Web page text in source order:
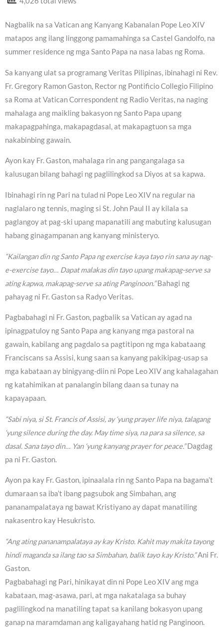
Nagbalik na sa Vatican ang Kanyang Kabanalan Pope Leo XIV
matapos ang ilang linggong pamamahinga sa Castel Gandolfo, na
summer residence ng mga Santo Papa na nasa labas ng Roma.
Sa kanyang ulat sa programang Veritas Pilipinas, ibinahagi ni Rev.
Fr. Gregory Ramon Gaston, Rector ng Pontificio Collegio Filipino
sa Roma at Vatican Correspondent ng Radio Veritas, na naging
mahalaga ang maikling bakasyon ng Santo Papa upang
makapagpahinga, makapagdasal, at makapagtuon sa mga
nakabinbing gawain.
Ayon kay Fr. Gaston, mahalaga rin ang pangangalaga sa
kalusugan bilang bahagi ng paglilingkod sa Diyos at sa kapwa.
Ibinahagi rin ng Pari na tulad ni Pope Leo XIV na regular na
naglalaro ng tennis, maging si St. John Paul II ay kilala sa
paglangoy at pag-ski upang mapanatili ang mabuting kalusugan
habang ginagampanan ang kanyang ministeryo.
“Kailangan din ng Santo Papa ng exercise kaya tayo rin sana ay nag-
e-exercise tayo… Dapat malakas din tayo upang makapag-serve sa
ating kapwa, makapag-serve sa ating Panginoon.”Bahagi ng
pahayag ni Fr. Gaston sa Radyo Veritas.
Pagbabahagi ni Fr. Gaston, pagbalik sa Vatican ay agad na
ipinagpatuloy ng Santo Papa ang kanyang mga pastoral na
gawain, kabilang ang pagdalo sa pagtitipon ng mga kabataang
Franciscans sa Assisi, kung saan sa kanyang pakikipag-usap sa
mga kabataan ay binigyang-diin ni Pope Leo XIV ang kahalagahan
ng katahimikan at panalangin bilang daan sa tunay na
kapayapaan.
“Sabi niya, si St. Francis of Assisi, ay ‘yung prayer life niya, talagang
‘yung silence during the day. May time siya, na para sa silence, sa
dasal. Sana tayo din… Yan ‘yung kanyang prayer for peace.”Dagdag
pa ni Fr. Gaston.
Ayon pa kay Fr. Gaston, ipinaalala rin ng Santo Papa na bagama’t
dumaraan sa iba’t ibang pagsubok ang Simbahan, ang
pananampalataya ng bawat Kristiyano ay dapat manatiling
nakasentro kay Hesukristo.
“Ang ating pananampalataya ay kay Kristo. Kahit may makita tayong
hindi maganda sa ilang tao sa Simbahan, balik tayo kay Kristo.”Ani Fr.
Gaston.
Pagbabahagi ng Pari, hinikayat din ni Pope Leo XIV ang mga
kabataan, mag-asawa, pari, at mga nakatalaga sa buhay
paglilingkod na manatiling tapat sa kanilang bokasyon upang
ganap na maramdaman ang kaligayahang hatid ng Panginoon.